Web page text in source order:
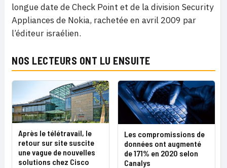
longue date de Check Point et de la division Security
Appliances de Nokia, rachetée en avril 2009 par
l’éditeur israélien.
NOS LECTEURS ONT LU ENSUITE
Après le télétravail, le
retour sur site suscite
une vague de nouvelles
solutions chez Cisco
Les compromissions de
données ont augmenté
de 171% en 2020 selon
Canalys